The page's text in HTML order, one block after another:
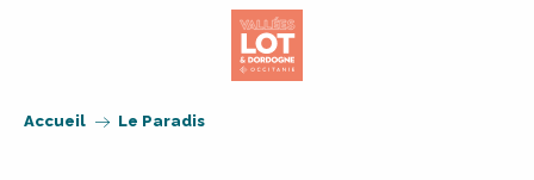
Accueil Le Paradis